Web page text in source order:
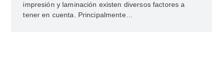
impresión y laminación existen diversos factores a
tener en cuenta. Principalmente…